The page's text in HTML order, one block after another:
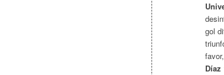
gol
Díaz